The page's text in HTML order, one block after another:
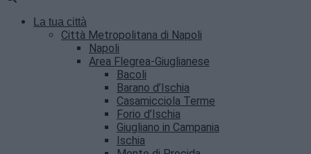
La tua città
Città Metropolitana di Napoli
Napoli
Area Flegrea-Giuglianese
Bacoli
Barano d’Ischia
Casamicciola Terme
Forio d’Ischia
Giugliano in Campania
Ischia